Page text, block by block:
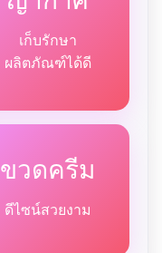
เก็บรักษา
ผลิตภัณฑ์ได้ดี
ขวดครีม
ดีไซน์สวยงาม